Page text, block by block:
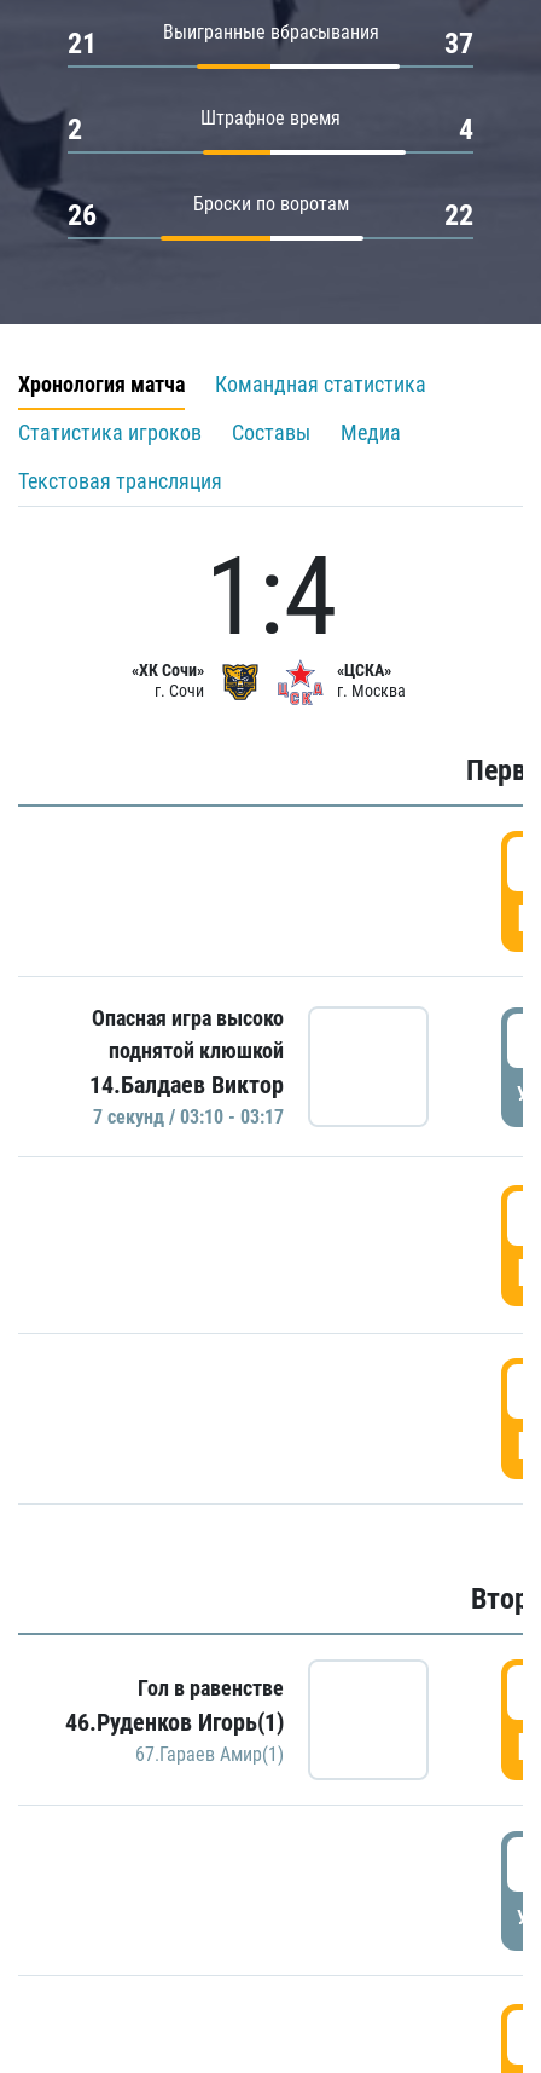
Выигранные вбрасывания
21 37
Штрафное время
2 4
Броски по воротам
26 22
Хронология матча
Командная статистика
Статистика игроков
Составы
Медиа
Текстовая трансляция
«ХК Сочи»
г. Сочи
1:4
«ЦСКА»
г. Москва
Опасная игра высоко
поднятой клюшкой
14.Балдаев Виктор
7 секунд / 03:10 - 03:17
Гол в равенстве
46.Руденков Игорь(1)
67.Гараев Амир(1)